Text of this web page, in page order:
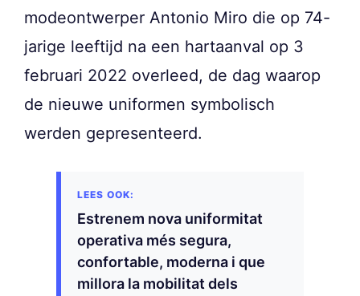
modeontwerper Antonio Miro die op 74-
jarige leeftijd na een hartaanval op 3
februari 2022 overleed, de dag waarop
de nieuwe uniformen symbolisch
werden gepresenteerd.
Estrenem nova uniformitat
operativa més segura,
confortable, moderna i que
millora la mobilitat dels